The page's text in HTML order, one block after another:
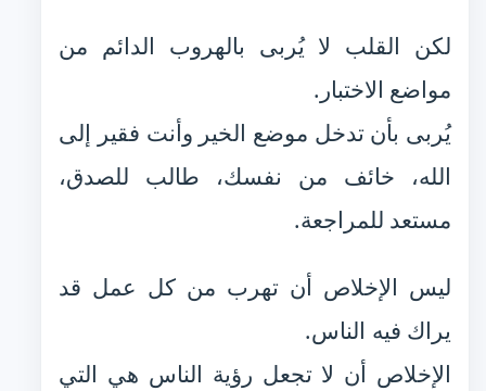
لكن القلب لا يُربى بالهروب الدائم من
مواضع الاختبار.
يُربى بأن تدخل موضع الخير وأنت فقير إلى
الله، خائف من نفسك، طالب للصدق،
مستعد للمراجعة.
ليس الإخلاص أن تهرب من كل عمل قد
يراك فيه الناس.
الإخلاص أن لا تجعل رؤية الناس هي التي